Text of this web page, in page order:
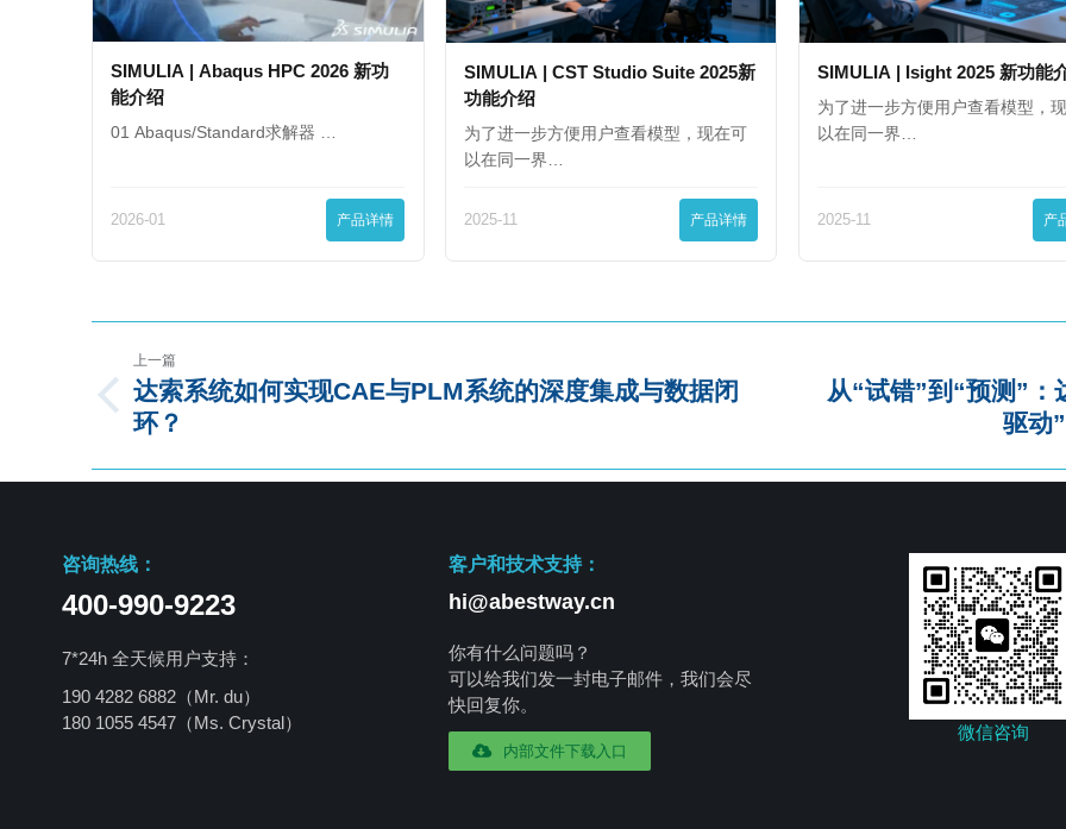
SIMULIA | Abaqus HPC 2026 新功
能介绍
01 Abaqus/Standard求解器 …
2026-01 产品详情
SIMULIA | CST Studio Suite 2025新
功能介绍
为了进一步方便用户查看模型，现在可
以在同一界…
2025-11 产品详情
SIMULIA | Isight 2025 新功能
为了进一步方便用户查看模型，
以在同一界…
2025-11 产
上一篇
达索系统如何实现CAE与PLM系统的深度集成与数据闭
环？
从“试错”到“预测”
驱动
咨询热线：
400-990-9223
7*24h 全天候用户支持：
190 4282 6882（Mr. du）
180 1055 4547 （Ms. Crystal）
客户和技术支持：
hi@abestway.cn
你有什么问题吗？
可以给我们发一封电子邮件，我们会尽
快回复你。
内部文件下载入口
微信咨询